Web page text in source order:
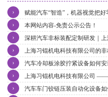
赋能汽车“智造”，机器视觉把
›
本网站内容-免责公示公告！
›
深耕汽车非标装配定制研发｜
件智造升级
›
上海习锟机电科技有限公司的
的？
›
汽车冷却板涂胶拧紧设备如何安
›
上海习锟机电科技有限公司
核心优势
›
汽车车门铰链压装自动化设备如
›